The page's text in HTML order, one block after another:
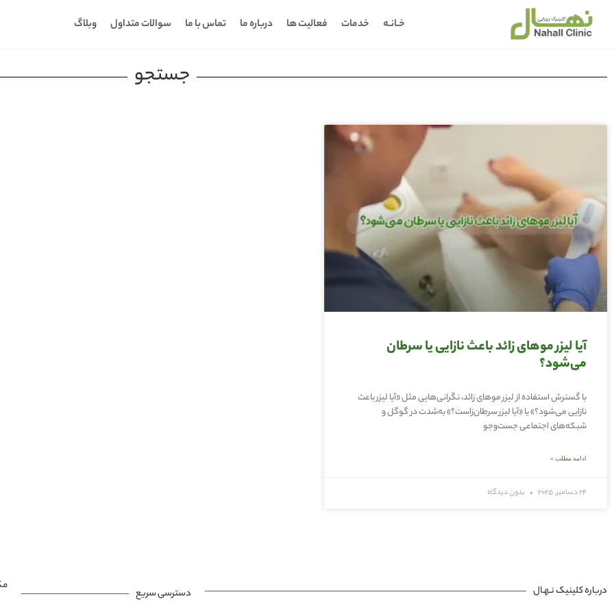
خـانـه خدمات فعالیت ها درباره ما تماس با ما سوالات متداول وبلاگ
جستجو
آیا لیزر موهای زائد باعث نازایی یا سرطان
می‌شود؟
با گسترش استفاده از لیزر موهای زائد، نگرانی‌هایی مثل «آیا لیزر باعث
نازایی می‌شود؟» یا «آیا لیزر سرطان‌زاست؟» به‌شدت در گوگل و
شبکه‌های اجتماعی جست‌وجو
ادامه مطلب »
24 دسامبر, 2025 بدون دیدگاه
درباره کلینیک نـهـال دسترسی سریع